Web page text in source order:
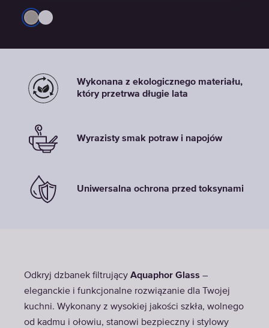
Wykonana z ekologicznego materiału,
który przetrwa długie lata
Wyrazisty smak potraw i napojów
Uniwersalna ochrona przed toksynami
Odkryj dzbanek filtrujący Aquaphor Glass –
eleganckie i funkcjonalne rozwiązanie dla Twojej
kuchni. Wykonany z wysokiej jakości szkła, wolnego
od kadmu i ołowiu, stanowi bezpieczny i stylowy